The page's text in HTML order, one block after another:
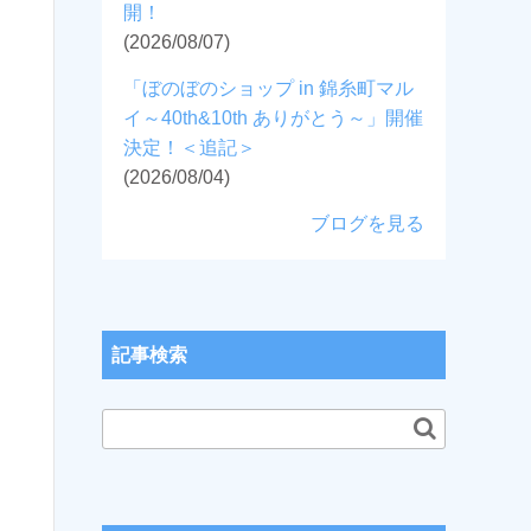
開！
(2026/08/07)
「ぼのぼのショップ in 錦糸町マル
イ～40th&10th ありがとう～」開催
決定！＜追記＞
(2026/08/04)
ブログを見る
記事検索